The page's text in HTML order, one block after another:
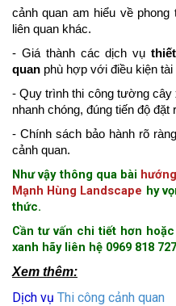
cảnh quan am hiểu về
liên quan khác.
- Giá thành các dịch vụ
quan phù hợp với điều kiện
- Quy trình thi công tường cây
nhanh chóng, đúng tiến độ đặt
- Chính sách bảo hành rõ
cảnh quan.
Như vậy thông qua bài
Mạnh Hùng Landscape hy
thức.
Cần tư vấn chi tiết hơn
xanh hãy liên hệ 0969 818
Xem thêm:
Dịch vụ Thi công cảnh quan